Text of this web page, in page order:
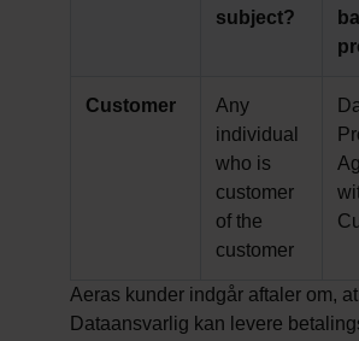
subject?
Customer
Any
individual
who is
customer
of the
customer
Aeras kunder indgår aftaler om, at
Dataansvarlig kan levere